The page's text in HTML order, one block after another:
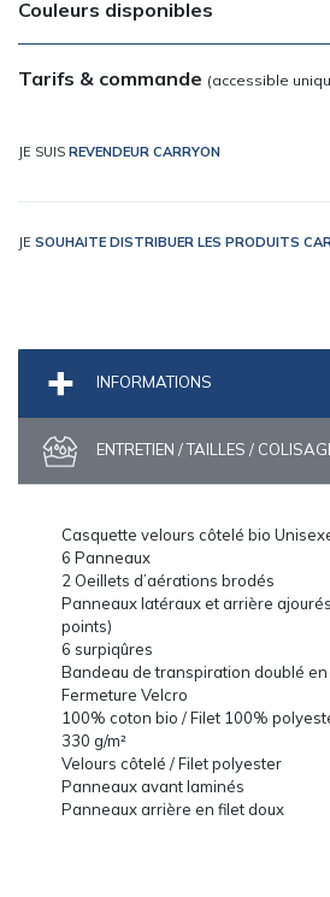
Couleurs disponibles
Tarifs & commande (accessible
JE SUIS REVENDEUR CARRYON
JE SOUHAITE DISTRIBUER LES PRODUITS
INFORMATIONS
ENTRETIEN / TAILLES /
Casquette velours côtelé bio
6 Panneaux
2 Oeillets d’aérations brodés
Panneaux latéraux et arrière
points)
6 surpiqûres
Bandeau de transpiration doublé
Fermeture Velcro
100% coton bio / Filet 100%
330 g/m²
Velours côtelé / Filet polyester
Panneaux avant laminés
Panneaux arrière en filet doux